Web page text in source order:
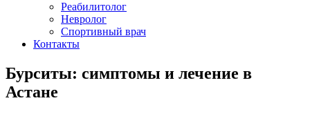
Реабилитолог
Невролог
Спортивный врач
Контакты
Бурситы: симптомы и лечение в
Астане